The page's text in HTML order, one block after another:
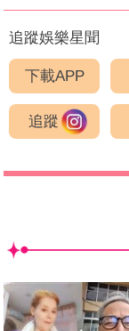
追蹤娛樂星聞
下載APP
追蹤